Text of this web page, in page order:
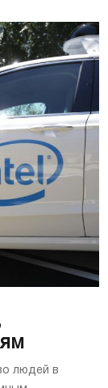
людей в